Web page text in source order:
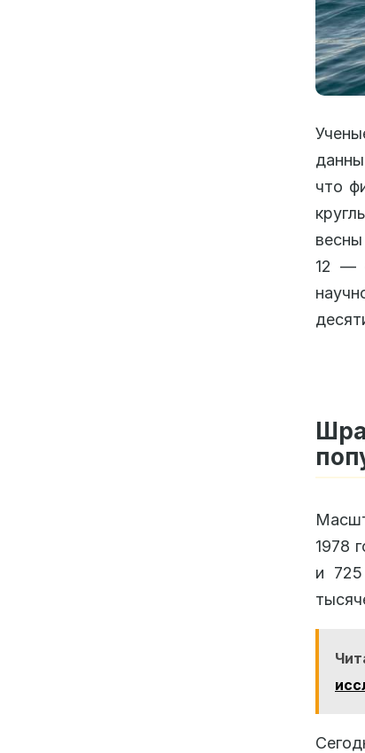
что
12 —
1978
и